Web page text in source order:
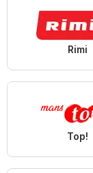
Rimi
Top!